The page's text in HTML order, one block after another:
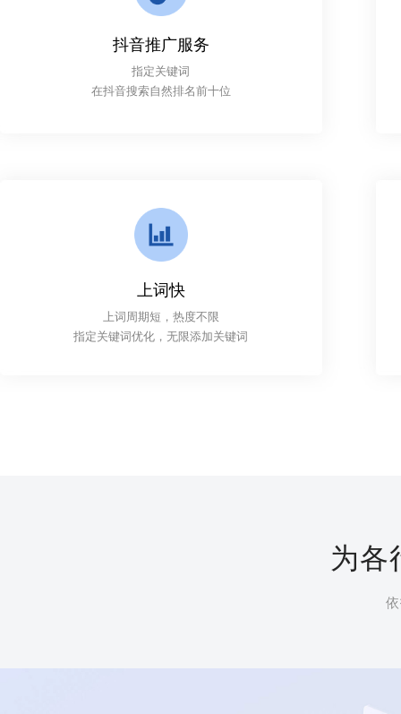
抖音推广服务
指定关键词
在抖音搜索自然排名前十位
上词快
上词周期短，热度不限
指定关键词优化，无限添加关键词
为各